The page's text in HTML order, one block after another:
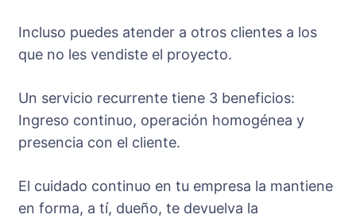
Incluso puedes atender a otros clientes a los
que no les vendiste el proyecto.
Un servicio recurrente tiene 3 beneficios:
Ingreso continuo, operación homogénea y
presencia con el cliente.
El cuidado continuo en tu empresa la mantiene
en forma, a tí, dueño, te devuelva la